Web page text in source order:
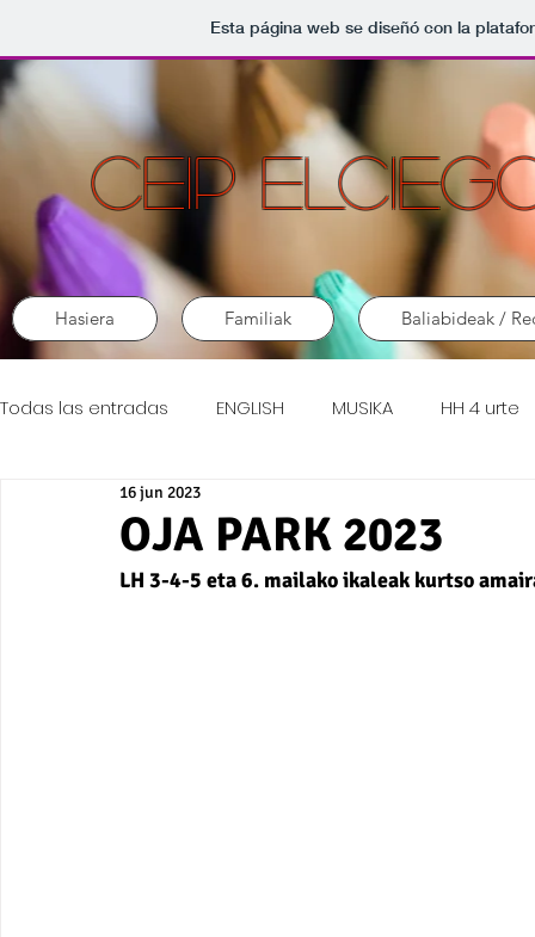
Esta página web se diseñó con la
CEIP
Hasiera Familiak Baliabideak /
Todas las entradas ENGLISH MUSIKA HH 4 urte
LH 1.maila HIPI
OJA PARK 2023
16 jun 2023
LH 3-4-5 eta 6. mailako ikaleak kurtso